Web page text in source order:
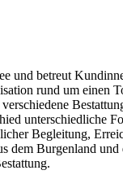
und betreut
rund um
unterschiedliche
Begleitung,
dem Burgenland